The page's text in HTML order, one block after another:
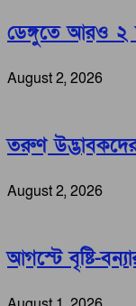
ডেঙ্গুতে আরও ২
August 2, 2026
তরুণ উদ্ভাবকদের
August 2, 2026
আগস্টে বৃষ্টি-